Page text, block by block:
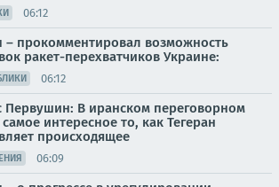
06:12
– прокомментировал возможность
ракет-перехватчиков Украине:
06:12
Первушин: В иранском переговорном
интересное то, как Тегеран
происходящее
06:09